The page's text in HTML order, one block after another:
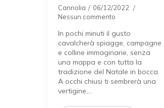
Cannolia
06/12/2022
Nessun commento
In pochi minuti il gusto
cavalcherà spiagge, campagne
e colline immaginarie, senza
una mappa e con tutta la
tradizione del Natale in bocca.
A occhi chiusi ti sembrerà una
vertigine,…